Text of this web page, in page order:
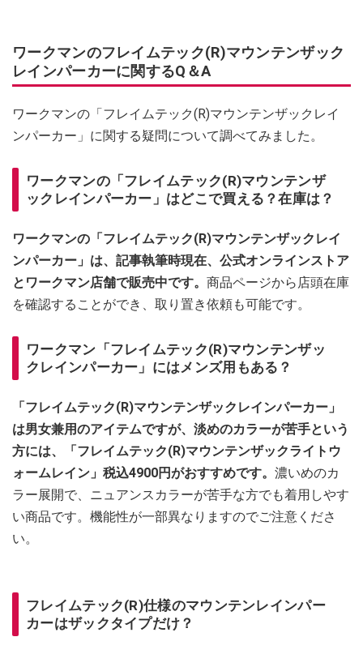
ワークマンのフレイムテック(R)マウンテンザック
レインパーカーに関するQ＆A
ワークマンの「フレイムテック(R)マウンテンザックレイ
ンパーカー」に関する疑問について調べてみました。
ワークマンの「フレイムテック(R)マウンテンザ
ックレインパーカー」はどこで買える？在庫は？
ワークマンの「フレイムテック(R)マウンテンザックレイ
ンパーカー」は、記事執筆時現在、公式オンラインストア
とワークマン店舗で販売中です。 商品ページから店頭在庫
を確認することができ、取り置き依頼も可能です。
ワークマン「フレイムテック(R)マウンテンザッ
クレインパーカー」にはメンズ用もある？
「フレイムテック(R)マウンテンザックレインパーカー」
は男女兼用のアイテムですが、淡めのカラーが苦手という
方には、「フレイムテック(R)マウンテンザックライトウ
ォームレイン」税込4900円がおすすめです。 濃いめのカ
ラー展開で、ニュアンスカラーが苦手な方でも着用しやす
い商品です。機能性が一部異なりますのでご注意くださ
い。
フレイムテック(R)仕様のマウンテンレインパー
カーはザックタイプだけ？